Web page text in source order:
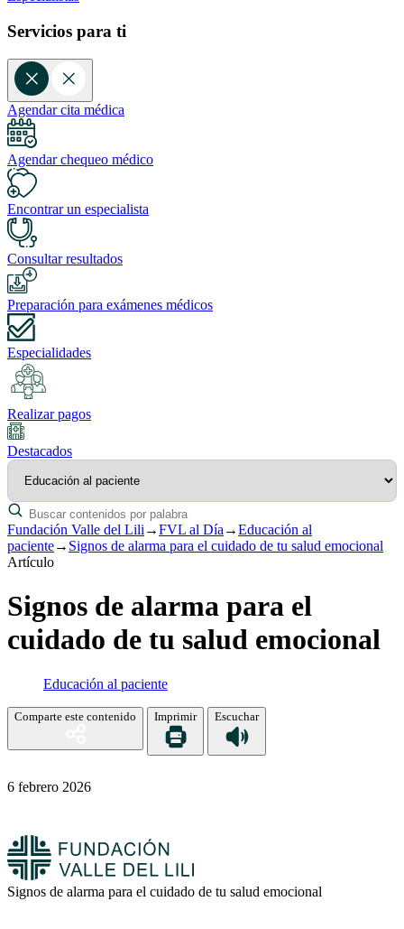
Servicios para ti
Agendar cita médica
Agendar chequeo médico
Encontrar un especialista
Consultar resultados
Preparación para exámenes médicos
Especialidades
Realizar pagos
Destacados
Fundación Valle del Lili →FVL al Día →Educación al
paciente→ Signos de alarma para el cuidado de tu salud emocional
Artículo
Signos de alarma para el
cuidado de tu salud emocional
Educación al paciente
Comparte este contenido Imprimir Escuchar
6 febrero 2026
Signos de alarma para el cuidado de tu salud emocional